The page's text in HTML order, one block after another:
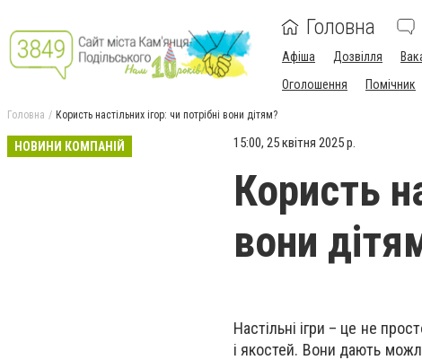
Головна
Афіша Дозвілля
Оголошення
Помічник
Головна Користь настільних ігор: чи потрібні вони дітям?
НОВИНИ КОМПАНІЙ 15:00, 25 квітня 2025 р.
Користь
вони
Настільні ігри – це не
і якостей. Вони дають